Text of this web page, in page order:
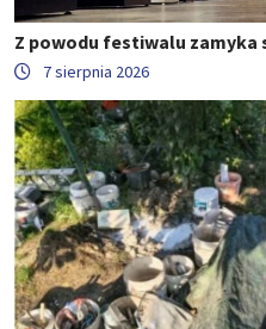
Z powodu festiwalu zamyka
7 sierpnia 2026